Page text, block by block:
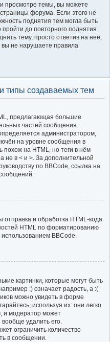
просмотре темы, вы можете
форума. Если этого не
поднятия тем могла быть
до повторного поднятия
тему, просто ответив на неё,
вы не нарушаете правила
типы создаваемых тем
предлагающая большие
частей сообщения.
администратором,
на уровне сообщения в
похож на HTML, но теги в нём
не в < и >. За дополнительной
по BBCode, ссылка на
и обработка HTML-кода
HTML по форматированию
BBCode.
картинки, которые могут быть
:) означает радость, а :(
можно увидеть в форме
используя их: они легко
и модератор может
удалить его.
ограничить количество
в сообщении.